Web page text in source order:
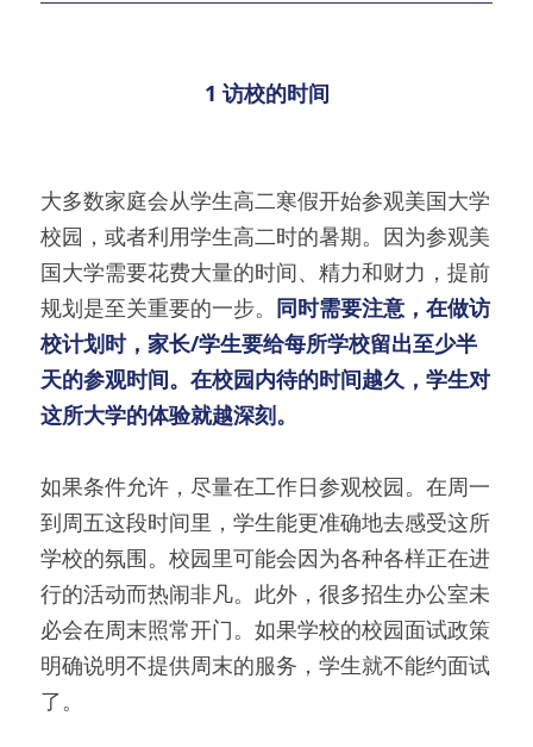
1 访校的时间
大多数家庭会从学生高二寒假开始参观美国大学
校园，或者利用学生高二时的暑期。因为参观美
国大学需要花费大量的时间、精力和财力，提前
规划是至关重要的一步。 同时需要注意，在做访
校计划时，家长/学生要给每所学校留出至少半
天的参观时间。在校园内待的时间越久，学生对
这所大学的体验就越深刻。
如果条件允许，尽量在工作日参观校园。在周一
到周五这段时间里，学生能更准确地去感受这所
学校的氛围。校园里可能会因为各种各样正在进
行的活动而热闹非凡。此外，很多招生办公室未
必会在周末照常开门。如果学校的校园面试政策
明确说明不提供周末的服务，学生就不能约面试
了。